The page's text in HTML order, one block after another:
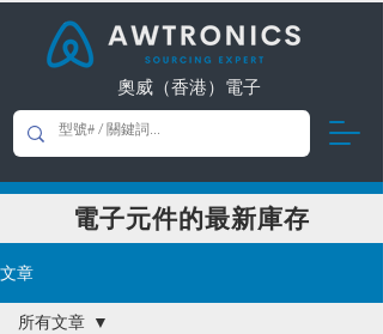
奧威（香港）電子
​電子元件的最新庫存
文章
所有文章